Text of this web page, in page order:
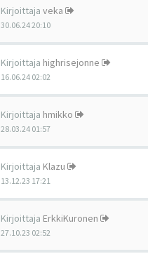
Kirjoittaja veka
30.06.24 20:10
Kirjoittaja highrisejonne
16.06.24 02:02
Kirjoittaja hmikko
28.03.24 01:57
Kirjoittaja Klazu
13.12.23 17:21
Kirjoittaja ErkkiKuronen
27.10.23 02:52